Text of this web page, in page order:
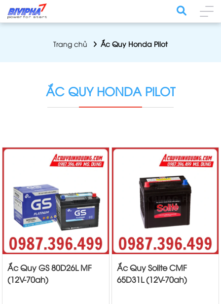
Trang chủ Ắc Quy Honda Pilot
ẮC QUY HONDA PILOT
Ắc Quy GS 80D26L MF
(12V-70ah)
Ắc Quy Solite CMF
65D31L (12V-70ah)